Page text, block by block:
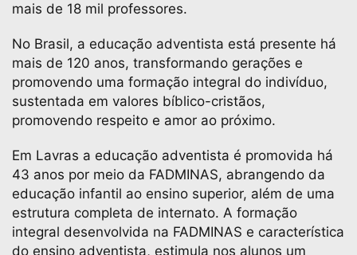
mais de 18 mil professores.
No Brasil, a educação adventista está presente há
mais de 120 anos, transformando gerações e
promovendo uma formação integral do indivíduo,
sustentada em valores bíblico-cristãos,
promovendo respeito e amor ao próximo.
Em Lavras a educação adventista é promovida há
43 anos por meio da FADMINAS, abrangendo da
educação infantil ao ensino superior, além de uma
estrutura completa de internato. A formação
integral desenvolvida na FADMINAS e característica
do ensino adventista, estimula nos alunos um